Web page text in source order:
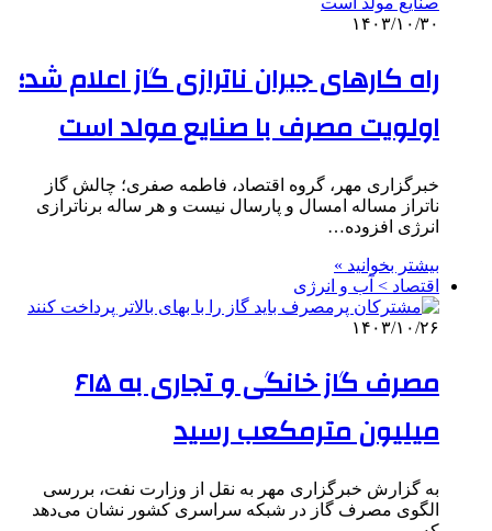
۱۴۰۳/۱۰/۳۰
راه کارهای جبران ناترازی گاز اعلام شد؛
اولویت مصرف با صنایع مولد است
خبرگزاری مهر، گروه اقتصاد، فاطمه صفری؛ چالش گاز
ناتراز مساله امسال و پارسال نیست و هر ساله برناترازی
انرژی افزوده…
بیشتر بخوانید »
اقتصاد > آب و انرژی
۱۴۰۳/۱۰/۲۶
مصرف گاز خانگی و تجاری به ۶۱۵
میلیون مترمکعب رسید
به گزارش خبرگزاری مهر به نقل از وزارت نفت، بررسی
الگوی مصرف گاز در شبکه سراسری کشور نشان می‌دهد